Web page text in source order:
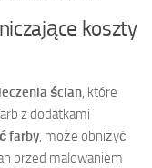
koszty
ścian , które
z dodatkami
farby , może obniżyć
przed malowaniem